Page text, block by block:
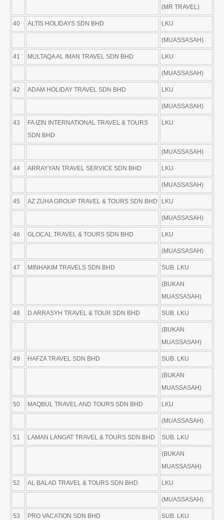
(MR TRAVEL)
40 ALTIS HOLIDAYS SDN BHD LKU
(MUASSASAH)
41 MULTAQA AL IMAN TRAVEL SDN BHD LKU
(MUASSASAH)
42 ADAM HOLIDAY TRAVEL SDN BHD LKU
(MUASSASAH)
43
FA IZIN INTERNATIONAL TRAVEL & TOURS
SDN BHD
LKU
(MUASSASAH)
44 ARRAYYAN TRAVEL SERVICE SDN BHD LKU
(MUASSASAH)
45 AZ ZUHA GROUP TRAVEL & TOURS SDN BHD LKU
(MUASSASAH)
46 GLOCAL TRAVEL & TOURS SDN BHD LKU
(MUASSASAH)
47 MINHAKIM TRAVELS SDN BHD SUB. LKU
(BUKAN
MUASSASAH)
48 D ARRASYH TRAVEL & TOUR SDN BHD SUB. LKU
(BUKAN
MUASSASAH)
49 HAFZA TRAVEL SDN BHD SUB. LKU
(BUKAN
MUASSASAH)
50 MAQBUL TRAVEL AND TOURS SDN BHD LKU
(MUASSASAH)
51 LAMAN LANGAT TRAVEL & TOURS SDN BHD SUB. LKU
(BUKAN
MUASSASAH)
52 AL BALAD TRAVEL & TOURS SDN BHD LKU
(MUASSASAH)
53 PRO VACATION SDN BHD SUB. LKU